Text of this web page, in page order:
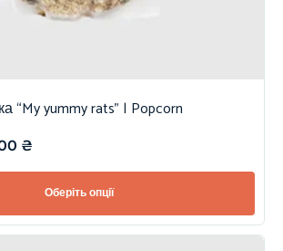
“My yummy rats” | Popcorn
₴
Оберіть опції